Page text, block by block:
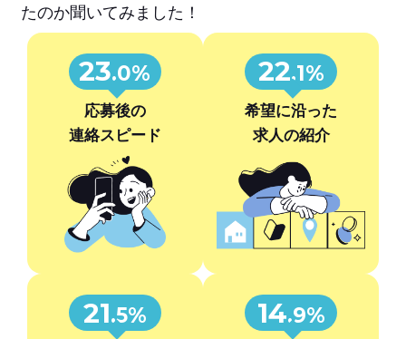
たのか聞いてみました！
23.0%
応募後の
連絡スピード
22.1%
希望に沿った
求人の紹介
21.5% 14.9%